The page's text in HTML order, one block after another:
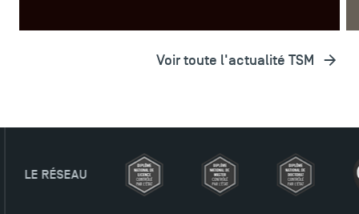
TSM-Research
Voir toute l'actualité TSM